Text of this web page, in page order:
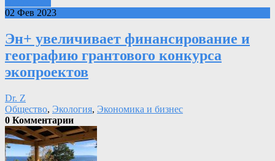
02 Фев 2023
Эн+ увеличивает финансирование и
географию грантового конкурса
экопроектов
Dr. Z
Общество, Экология, Экономика и бизнес
0 Комментарии